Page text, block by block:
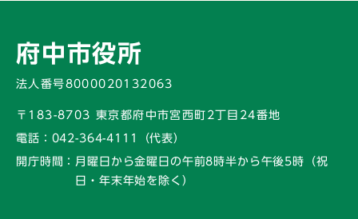
府中市役所
法人番号8000020132063
〒183-8703 東京都府中市宮西町2丁目24番地
電話： 042-364-4111（代表）
開庁時間： 月曜日から金曜日の午前8時半から午後5時 （祝
日・年末年始を除く）